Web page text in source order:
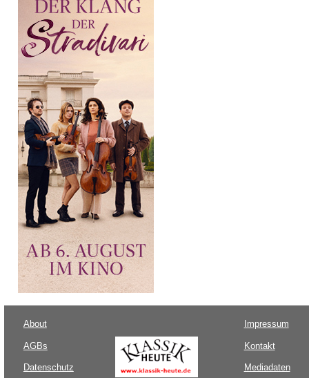
About
AGBs
Datenschutz
Impressum
Kontakt
Mediadaten